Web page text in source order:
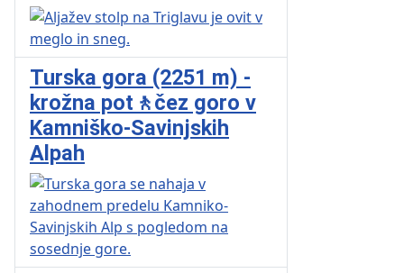
Turska gora (2251 m) -
krožna pot🚶čez goro v
Kamniško-Savinjskih
Alpah